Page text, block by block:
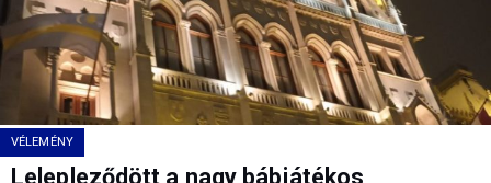
VÉLEMÉNY
Lelepleződött a nagy bábjátékos